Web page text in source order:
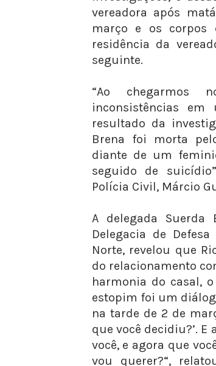
vereadora após
março e os corpos
residência da
seguinte.
“Ao chegarmos
inconsistências
resultado da
Brena foi morta
diante de um
seguido de
Polícia Civil, Márcio
A delegada
Delegacia de
Norte, revelou que
do relacionamento
harmonia do casal,
estopim foi um
na tarde de 2 de
que você decidiu?’. E
você, e agora que
vou querer?“,